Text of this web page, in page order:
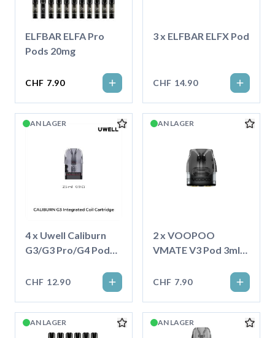
ELFBAR ELFA Pro
Pods 20mg
CHF 7.90
3 x ELFBAR ELFX Pod
CHF 14.90
AN LAGER
4 x Uwell Caliburn
G3/G3 Pro/G4 Pod
CHF 12.90
AN LAGER
2 x VOOPOO
VMATE V3 Pod 3ml
CHF 7.90
AN LAGER AN LAGER